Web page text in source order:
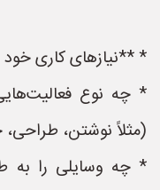
* **نیازهای کاری
* چه نوع
(مثلاً نوشتن،
* چه وسایلی را به